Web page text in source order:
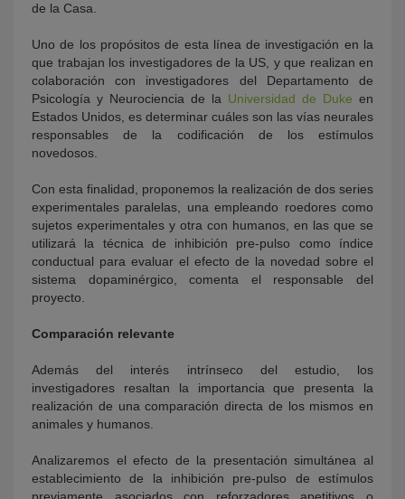
de la Casa.
Uno de los propósitos de esta línea de investigación en la
que trabajan los investigadores de la US, y que realizan en
colaboración con investigadores del Departamento de
Psicología y Neurociencia de la Universidad de Duke en
Estados Unidos, es determinar cuáles son las vías neurales
responsables de la codificación de los estímulos
novedosos.
Con esta finalidad, proponemos la realización de dos series
experimentales paralelas, una empleando roedores como
sujetos experimentales y otra con humanos, en las que se
utilizará la técnica de inhibición pre-pulso como índice
conductual para evaluar el efecto de la novedad sobre el
sistema dopaminérgico, comenta el responsable del
proyecto.
Comparación relevante
Además del interés intrínseco del estudio, los
investigadores resaltan la importancia que presenta la
realización de una comparación directa de los mismos en
animales y humanos.
Analizaremos el efecto de la presentación simultánea al
establecimiento de la inhibición pre-pulso de estímulos